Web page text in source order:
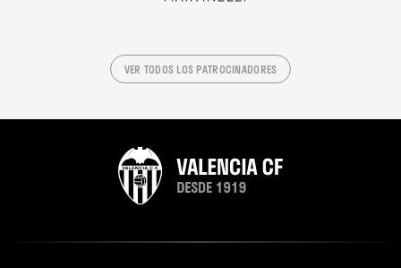
VER TODOS LOS PATROCINADORES